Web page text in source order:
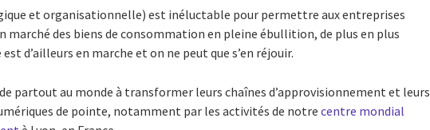
et organisationnelle) est inéluctable pour permettre aux entreprises
marché des biens de consommation en pleine ébullition, de plus en plus
d’ailleurs en marche et on ne peut que s’en réjouir.
partout au monde à transformer leurs chaînes d’approvisionnement et leurs
de pointe, notamment par les activités de notrecentre mondial